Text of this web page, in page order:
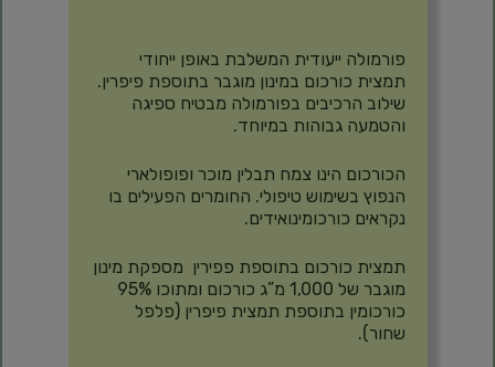
פורמולה ייעודית המשלבת באופן ייחודי
תמצית כורכום במינון מוגבר בתוספת פיפרין.
שילוב הרכיבים בפורמולה מבטיח ספיגה
והטמעה גבוהות במיוחד.
הכורכום הינו צמח תבלין מוכר ופופולארי
הנפוץ בשימוש טיפולי. החומרים הפעילים בו
נקראים כורכומינואידים.
תמצית כורכום בתוספת פפירין מספקת מינון
מוגבר של 1,000 מ”ג כורכום ומתוכו 95%
כורכומין בתוספת תמצית פיפרין (פלפל
שחור).